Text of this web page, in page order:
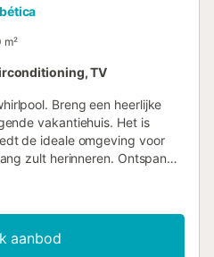
m²
TV
Breng een heerlijke
vakantiehuis. Het is
de ideale omgeving voor
zult herinneren. Ontspan
en verfris uzelf in de
in heeft. Rij naar het strand en
zwemplezier en zon.
op loopafstand van het
aanbod